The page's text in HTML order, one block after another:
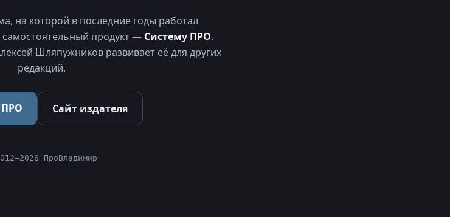
на которой в последние годы работал
продукт — Систему ПРО.
Шляпужников развивает её для других
редакций.
ПРО Сайт издателя
ПроВладимир